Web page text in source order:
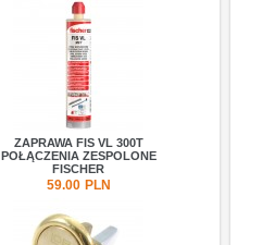
ZAPRAWA FIS VL 300T
POŁĄCZENIA ZESPOLONE
FISCHER
59.00 PLN